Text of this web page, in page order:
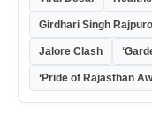
Girdhari Singh
Jalore Clash
‘Pride of Rajasthan